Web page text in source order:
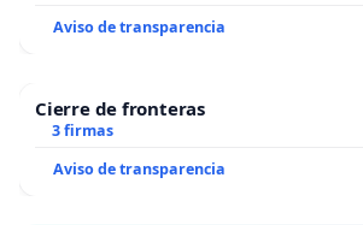
Aviso de transparencia
Cierre de fronteras
3 firmas
Aviso de transparencia